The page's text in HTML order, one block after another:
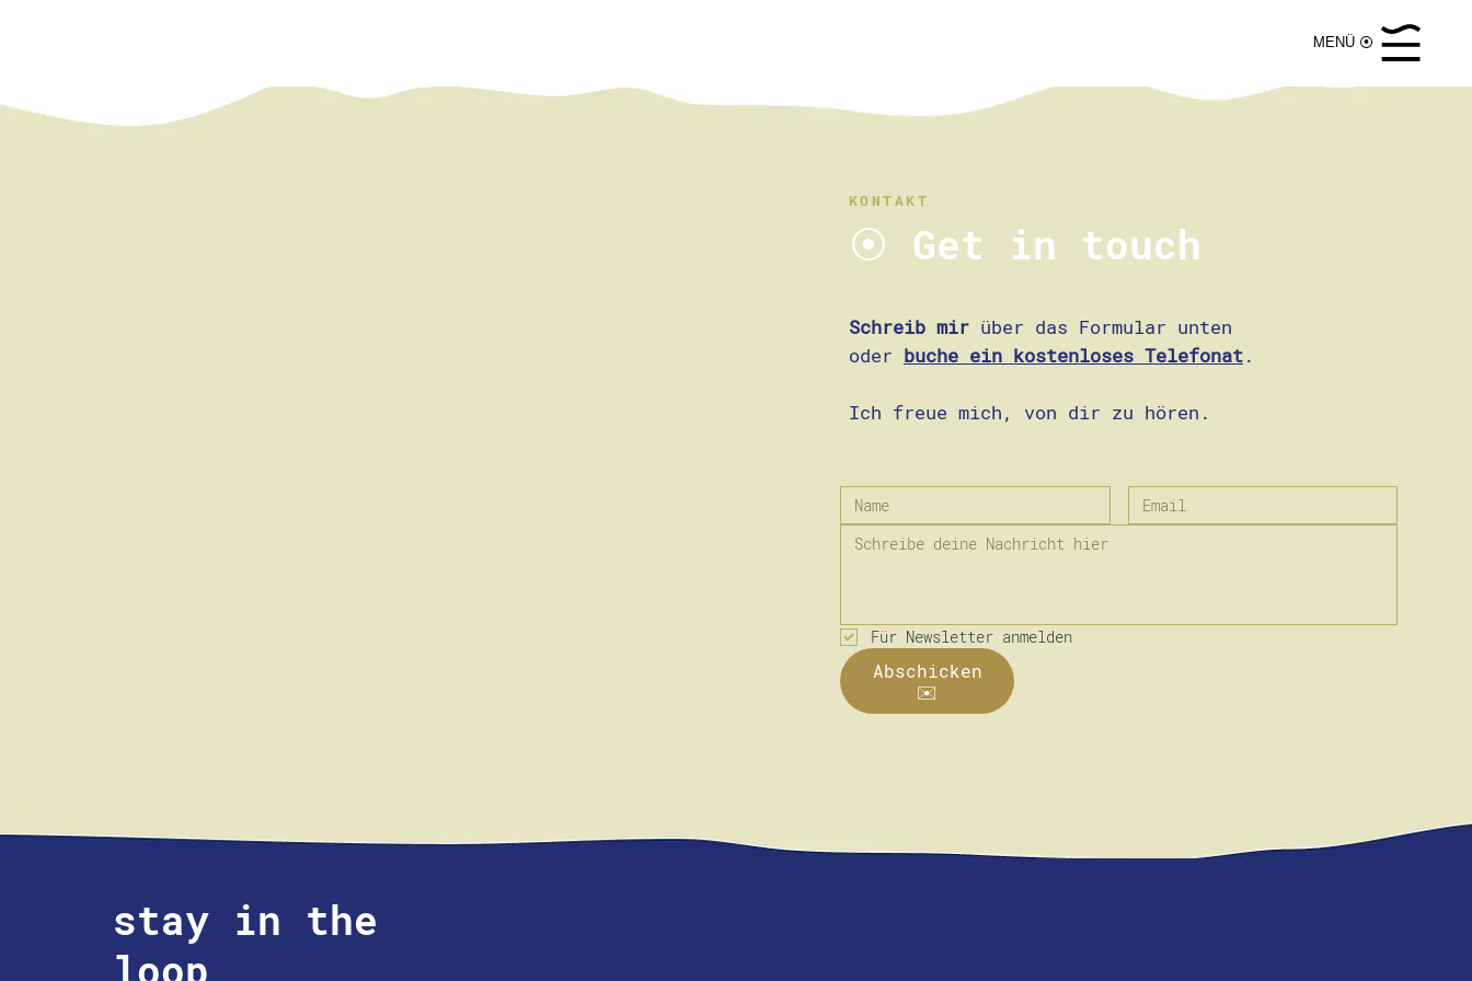
MENÜ ⦿
stay in the
loop
KONTAKT
⦿ Get in touch
Schreib mirüber das Formular unten
oder buche ein kostenloses Telefonat.
Ich freue mich, von dir zu hören.
Für Newsletter anmelden
Abschicken
✉️